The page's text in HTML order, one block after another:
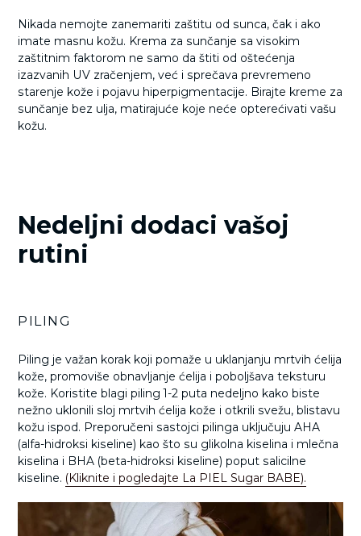
Nikada nemojte zanemariti zaštitu od sunca, čak i ako
imate masnu kožu. Krema za sunčanje sa visokim
zaštitnim faktorom ne samo da štiti od oštećenja
izazvanih UV zračenjem, već i sprečava prevremeno
starenje kože i pojavu hiperpigmentacije. Birajte kreme za
sunčanje bez ulja, matirajuće koje neće opterećivati vašu
kožu.
Nedeljni dodaci vašoj
rutini
PILING
Piling je važan korak koji pomaže u uklanjanju mrtvih ćelija
kože, promoviše obnavljanje ćelija i poboljšava teksturu
kože. Koristite blagi piling 1-2 puta nedeljno kako biste
nežno uklonili sloj mrtvih ćelija kože i otkrili svežu, blistavu
kožu ispod. Preporučeni sastojci pilinga uključuju AHA
(alfa-hidroksi kiseline) kao što su glikolna kiselina i mlečna
kiselina i BHA (beta-hidroksi kiseline) poput salicilne
kiseline. (Kliknite i pogledajte La PIEL Sugar BABE).